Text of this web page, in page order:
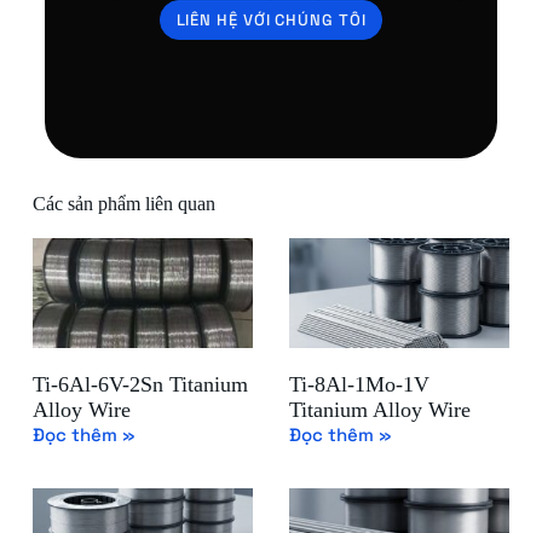
LIÊN HỆ VỚI CHÚNG TÔI
Các sản phẩm liên quan
Ti-6Al-6V-2Sn Titanium
Alloy Wire
Đọc thêm »
Ti-8Al-1Mo-1V
Titanium Alloy Wire
Đọc thêm »